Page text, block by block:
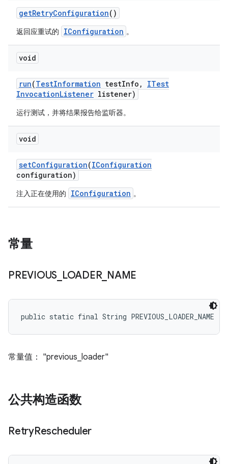
getRetryConfiguration()
返回应重试的 IConfiguration 。
void
run(TestInformation testInfo ,
ITest
InvocationListener listener)
运行测试，并将结果报告给监听器。
void
setConfiguration(IConfiguration
configuration)
注入正在使用的 IConfiguration 。
常量
PREVIOUS LOADER_ NAME
public static final String PREVIOUS_LOADER_NAME
常量值： "previous_loader"
公共构造函数
RetryRescheduler